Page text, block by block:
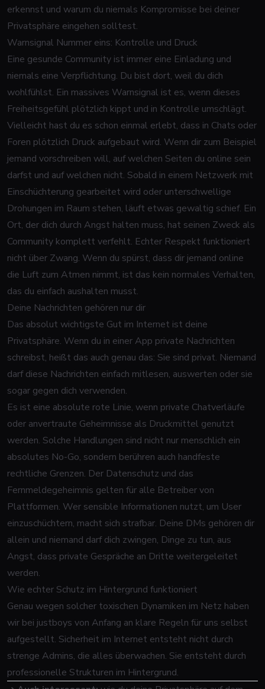
erkennst und warum du niemals Kompromisse bei deiner
Privatsphäre eingehen solltest.
Warnsignal Nummer eins: Kontrolle und Druck
Eine gesunde Community ist immer eine Einladung und
niemals eine Verpflichtung. Du bist dort, weil du dich
wohlfühlst. Ein massives Warnsignal ist es, wenn dieses
Freiheitsgefühl plötzlich kippt und in Kontrolle umschlägt.
Vielleicht hast du es schon einmal erlebt, dass in Chats oder
Foren plötzlich Druck aufgebaut wird. Wenn dir zum Beispiel
jemand vorschreiben will, auf welchen Seiten du online sein
darfst und auf welchen nicht. Sobald in einem Netzwerk mit
Einschüchterung gearbeitet wird oder unterschwellige
Drohungen im Raum stehen, läuft etwas gewaltig schief. Ein
Ort, der dich durch Angst halten muss, hat seinen Zweck als
Community komplett verfehlt. Echter Respekt funktioniert
nicht über Zwang. Wenn du spürst, dass dir jemand online
die Luft zum Atmen nimmt, ist das kein normales Verhalten,
das du einfach aushalten musst.
Deine Nachrichten gehören nur dir
Das absolut wichtigste Gut im Internet ist deine
Privatsphäre. Wenn du in einer App private Nachrichten
schreibst, heißt das auch genau das: Sie sind privat. Niemand
darf diese Nachrichten einfach mitlesen, auswerten oder sie
sogar gegen dich verwenden.
Es ist eine absolute rote Linie, wenn private Chatverläufe
oder anvertraute Geheimnisse als Druckmittel genutzt
werden. Solche Handlungen sind nicht nur menschlich ein
absolutes No-Go, sondern berühren auch handfeste
rechtliche Grenzen. Der Datenschutz und das
Fernmeldegeheimnis gelten für alle Betreiber von
Plattformen. Wer sensible Informationen nutzt, um User
einzuschüchtern, macht sich strafbar. Deine DMs gehören dir
allein und niemand darf dich zwingen, Dinge zu tun, aus
Angst, dass private Gespräche an Dritte weitergeleitet
werden.
Wie echter Schutz im Hintergrund funktioniert
Genau wegen solcher toxischen Dynamiken im Netz haben
wir bei justboys von Anfang an klare Regeln für uns selbst
aufgestellt. Sicherheit im Internet entsteht nicht durch
strenge Admins, die alles überwachen. Sie entsteht durch
professionelle Strukturen im Hintergrund.